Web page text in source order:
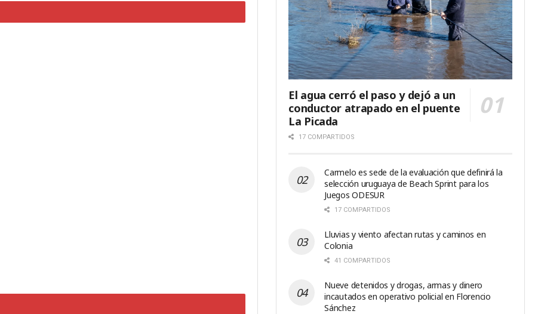
El agua cerró el paso y dejó a un
conductor atrapado en el puente
La Picada
17 COMPARTIDOS
Carmelo es sede de la evaluación que definirá la
selección uruguaya de Beach Sprint para los
Juegos ODESUR
17 COMPARTIDOS
Lluvias y viento afectan rutas y caminos en
Colonia
41 COMPARTIDOS
Nueve detenidos y drogas, armas y dinero
incautados en operativo policial en Florencio
Sánchez